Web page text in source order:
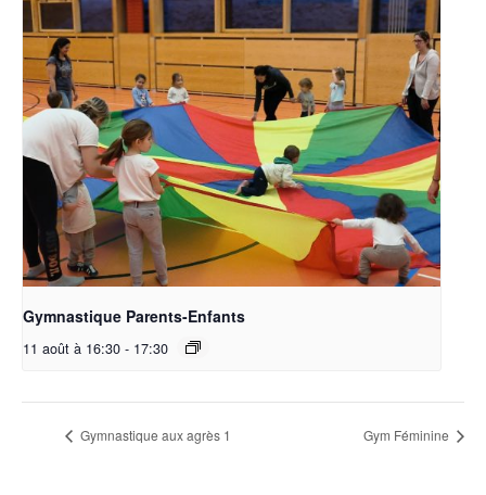
Gymnastique Parents-Enfants
11 août à 16:30 - 17:30
Gymnastique aux agrès 1 Gym Féminine